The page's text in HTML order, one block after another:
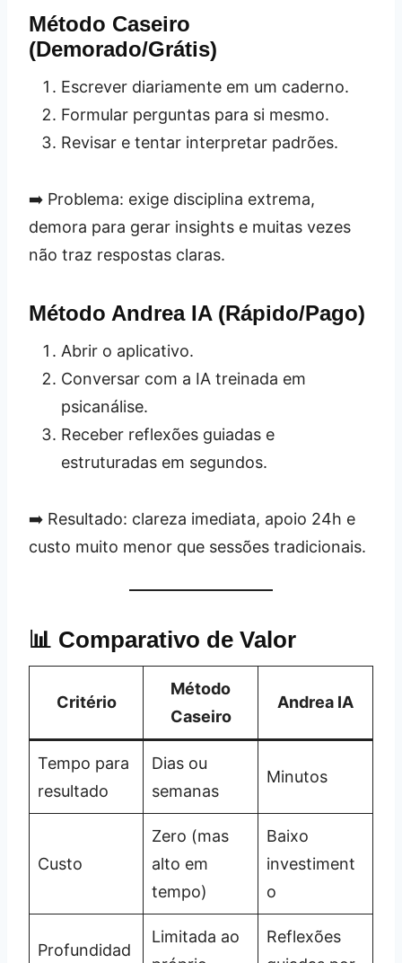
Método Caseiro
(Demorado/Grátis)
Escrever diariamente em um caderno.
Formular perguntas para si mesmo.
Revisar e tentar interpretar padrões.
➡️ Problema: exige disciplina extrema,
demora para gerar insights e muitas vezes
não traz respostas claras.
Método Andrea IA (Rápido/Pago)
Abrir o aplicativo.
Conversar com a IA treinada em
psicanálise.
Receber reflexões guiadas e
estruturadas em segundos.
➡️ Resultado: clareza imediata, apoio 24h e
custo muito menor que sessões tradicionais.
📊 Comparativo de Valor
Critério
Método
Caseiro
Andrea IA
Tempo para
resultado
Dias ou
semanas
Minutos
Custo
Zero (mas
alto em
tempo)
Baixo
investiment
o
Profundidad
Limitada ao
Reflexões